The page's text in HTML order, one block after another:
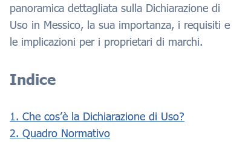
panoramica dettagliata sulla Dichiarazione di
Uso in Messico, la sua importanza, i requisiti e
le implicazioni per i proprietari di marchi.
Indice
1. Che cos’è la Dichiarazione di Uso?
2. Quadro Normativo